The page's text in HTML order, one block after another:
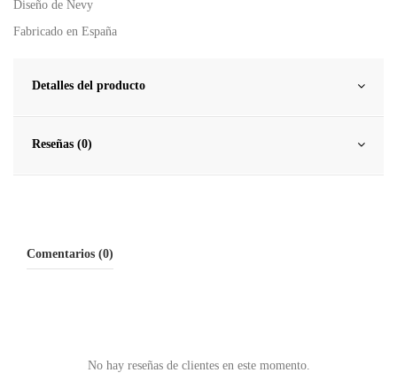
Diseño de Nevy
Fabricado en España
Detalles del producto
Reseñas (0)
Comentarios (0)
No hay reseñas de clientes en este momento.